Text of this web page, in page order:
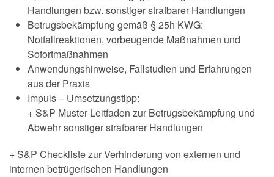
Handlungen bzw. sonstiger strafbarer Handlungen
Betrugsbekämpfung gemäß § 25h KWG:
Notfallreaktionen, vorbeugende Maßnahmen und
Sofortmaßnahmen
Anwendungshinweise, Fallstudien und Erfahrungen
aus der Praxis
Impuls – Umsetzungstipp:
+ S&P Muster-Leitfaden zur Betrugsbekämpfung und
Abwehr sonstiger strafbarer Handlungen
+ S&P Checkliste zur Verhinderung von externen und
internen betrügerischen Handlungen